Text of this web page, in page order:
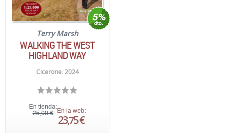
Terry Marsh
WALKING THE WEST
HIGHLAND WAY
Cicerone. 2024
En tienda:
25,00 € En la web:
23,75 €